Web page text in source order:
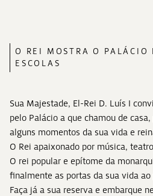
O REI MOSTRA O PALÁCIO
ESCOLAS
Sua Majestade, El-Rei D. Luís I
pelo Palácio a que chamou de
alguns momentos da sua vida e
O Rei apaixonado por música,
O rei popular e epítome da
finalmente as portas da sua vida
Faça já a sua reserva e embarque